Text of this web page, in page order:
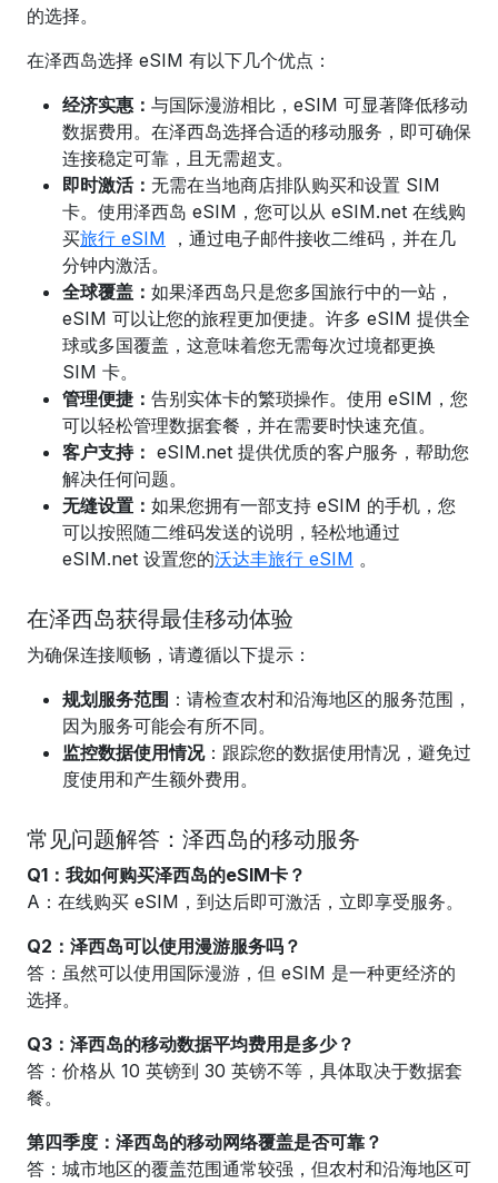
的选择。
在泽西岛选择 eSIM 有以下几个优点：
经济实惠： 与国际漫游相比，eSIM 可显著降低移动
数据费用。在泽西岛选择合适的移动服务 ，即可确保
连接稳定可靠，且无需超支。
即时激活： 无需在当地商店排队购买和设置 SIM
卡。使用泽西岛 eSIM， 您可以从 eSIM.net 在线购
买旅行 eSIM
，通过电子邮件接收二维码，并在几
分钟内激活。
全球覆盖： 如果泽西岛只是您多国旅行中的一站，
eSIM 可以让您的旅程更加便捷。许多 eSIM 提供全
球或多国覆盖，这意味着您无需每次过境都更换
SIM 卡。
管理便捷： 告别实体卡的繁琐操作。使用 eSIM，您
可以轻松管理数据套餐，并在需要时快速充值。
客户支持： eSIM.net 提供优质的客户服务，帮助您
解决任何问题。
无缝设置： 如果您拥有一部支持 eSIM 的手机，您
可以按照随二维码发送的说明， 轻松地通过
eSIM.net 设置您的沃达丰旅行 eSIM 。
在泽西岛获得最佳移动体验
为确保连接顺畅，请遵循以下提示：
规划服务范围 ：请检查农村和沿海地区的服务范围，
因为服务可能会有所不同。
监控数据使用情况：跟踪您的数据使用情况，避免过
度使用和产生额外费用。
常见问题解答：泽西岛的移动服务
Q1：我如何购买泽西岛的eSIM卡？
A：在线购买 eSIM，到达后即可激活，立即享受服务。
Q2：泽西岛可以使用漫游服务吗？
答：虽然可以使用国际漫游，但 eSIM 是一种更经济的
选择。
Q3：泽西岛的移动数据平均费用是多少？
答：价格从 10 英镑到 30 英镑不等，具体取决于数据套
餐。
第四季度：泽西岛的移动网络覆盖是否可靠？
答：城市地区的覆盖范围通常较强，但农村和沿海地区可